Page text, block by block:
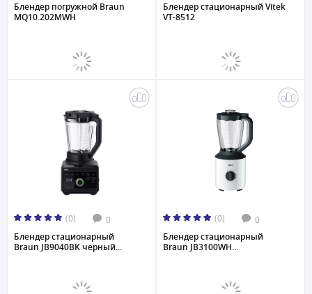
Блендер погружной Braun
MQ10.202MWH
Блендер стационарный Vitek
VT-8512
(0) 0
Блендер стационарный
Braun JB9040BK черный...
(0) 0
Блендер стационарный
Braun JB3100WH...